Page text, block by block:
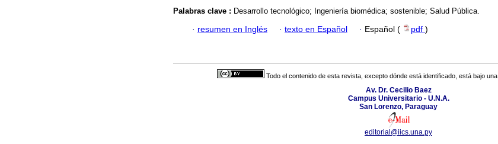
Palabras clave : Desarrollo tecnológico; Ingeniería biomédica; sostenible; Salud Pública.
· resumen en Inglés · texto en Español · Español ( pdf )
Todo el contenido de esta revista, excepto dónde está identificado, está bajo una
Av. Dr. Cecilio Baez
Campus Universitario - U.N.A.
San Lorenzo, Paraguay
editorial@iics.una.py